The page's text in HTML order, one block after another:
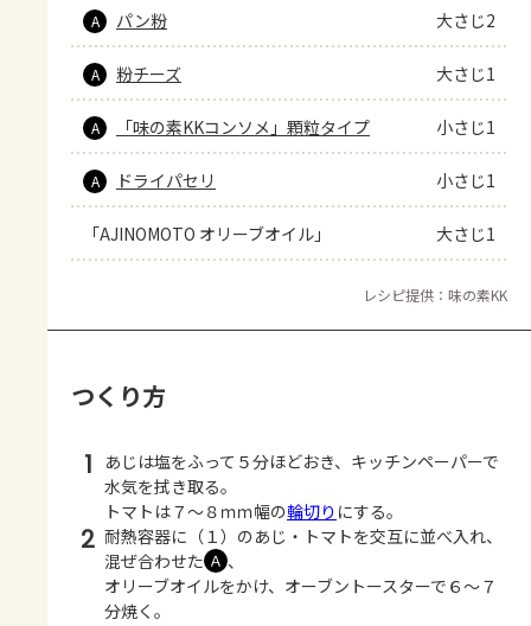
A パン粉 大さじ2
A 粉チーズ 大さじ1
A 「味の素KKコンソメ」顆粒タイプ 小さじ1
A ドライパセリ 小さじ1
「AJINOMOTO オリーブオイル」 大さじ1
レシピ提供：味の素KK
つくり方
1
あじは塩をふって５分ほどおき、キッチンペーパーで
水気を拭き取る。
トマトは７～８ｍｍ幅の輪切り にする。
2 耐熱容器に（１）のあじ・トマトを交互に並べ入れ、
混ぜ合わせた Ａ 、
オリーブオイルをかけ、オーブントースターで６～７
分焼く。